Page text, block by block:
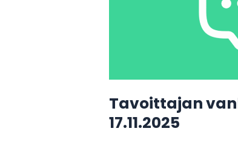
Tavoittajan
17.11.2025